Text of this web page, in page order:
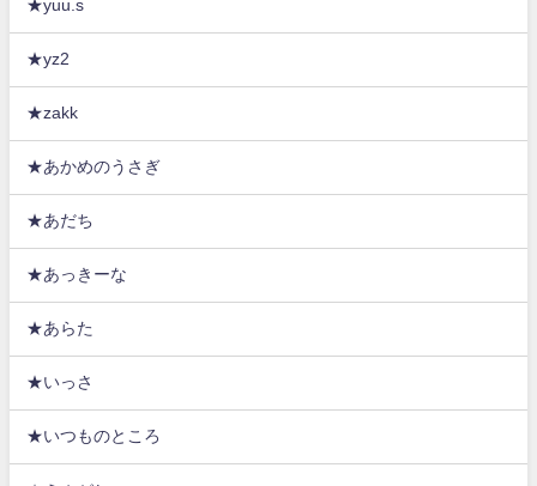
★yuu.s
★yz2
★zakk
★あかめのうさぎ
★あだち
★あっきーな
★あらた
★いっさ
★いつものところ